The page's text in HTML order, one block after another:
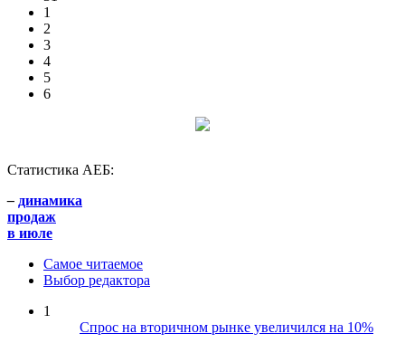
1
2
3
4
5
6
Статистика АЕБ:
– динамика
продаж
в июле
Самое читаемое
Выбор редактора
1
Спрос на вторичном рынке увеличился на 10%